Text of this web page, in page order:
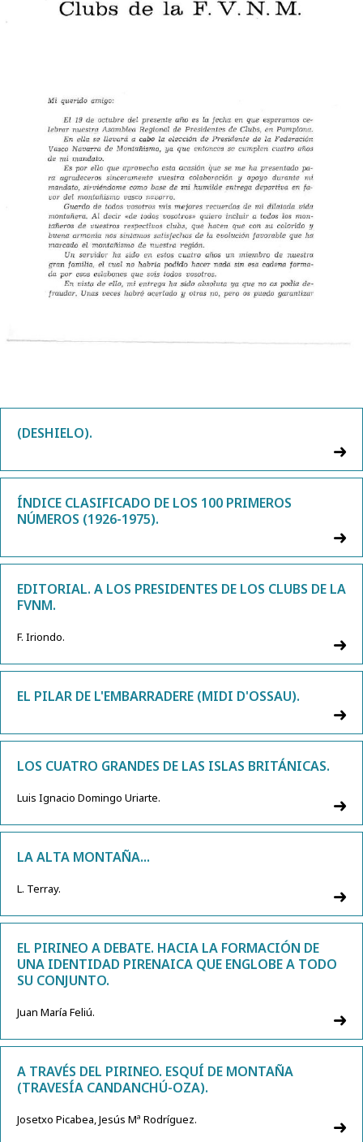
(DESHIELO).
ÍNDICE CLASIFICADO DE LOS 100 PRIMEROS
NÚMEROS (1926-1975).
EDITORIAL. A LOS PRESIDENTES DE LOS CLUBS DE LA
FVNM.
F. Iriondo.
EL PILAR DE L'EMBARRADERE (MIDI D'OSSAU).
LOS CUATRO GRANDES DE LAS ISLAS BRITÁNICAS.
Luis Ignacio Domingo Uriarte.
LA ALTA MONTAÑA...
L. Terray.
EL PIRINEO A DEBATE. HACIA LA FORMACIÓN DE
UNA IDENTIDAD PIRENAICA QUE ENGLOBE A TODO
SU CONJUNTO.
Juan María Feliú.
A TRAVÉS DEL PIRINEO. ESQUÍ DE MONTAÑA
(TRAVESÍA CANDANCHÚ-OZA).
Josetxo Picabea, Jesús Mª Rodríguez.